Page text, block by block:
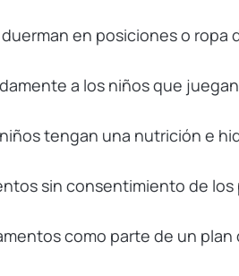
en posiciones o ropa
a los niños que
tengan una nutrición e
sin consentimiento de los
como parte de un